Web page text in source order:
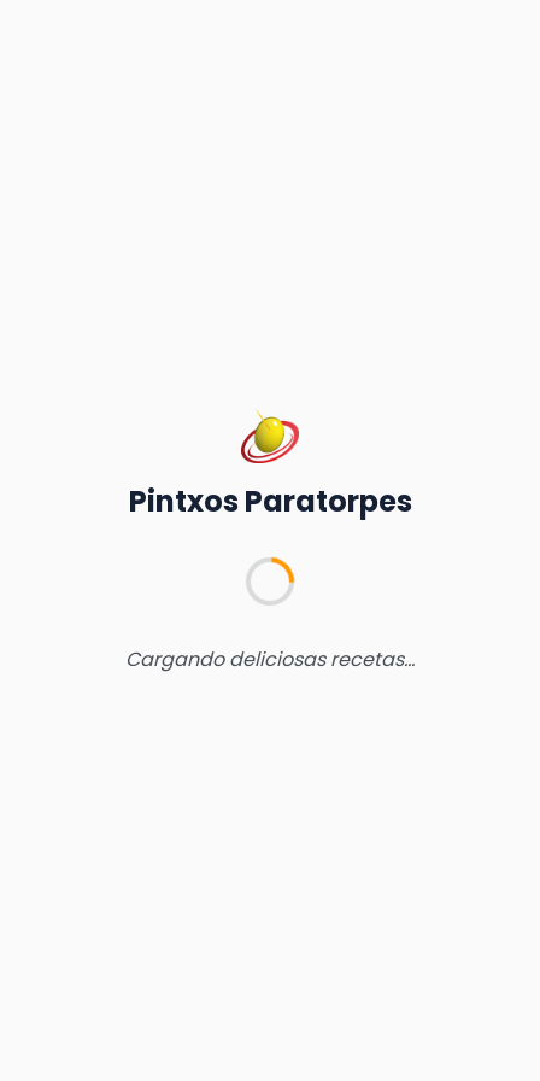
Pintxos Paratorpes
Cargando deliciosas recetas...